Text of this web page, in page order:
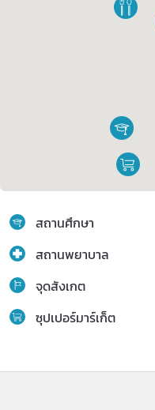
สถานศึกษา
สถานพยาบาล
จุดสังเกต
ซุปเปอร์มาร์เก็ต